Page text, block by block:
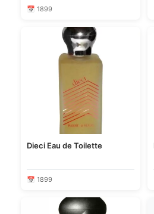
📅 1899
Dieci Eau de Toilette
📅 1899